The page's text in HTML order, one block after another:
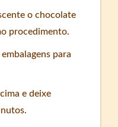
o chocolate
procedimento.
para
e deixe